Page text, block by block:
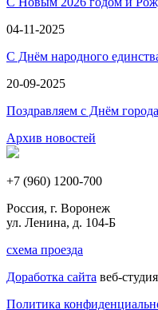
04-11-2025
С Днём народного
20-09-2025
Поздравляем с Днём
Архив новостей
+7 (960) 1200-700
Россия, г. Воронеж
ул. Ленина, д. 104-Б
схема проезда
Доработка сайта веб-
Политика